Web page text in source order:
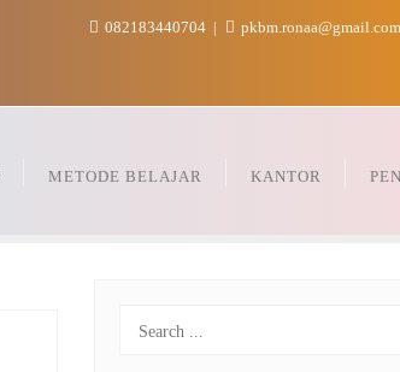
082183440704 pkbm.ronaa@gmail.com
METODE BELAJAR KANTOR